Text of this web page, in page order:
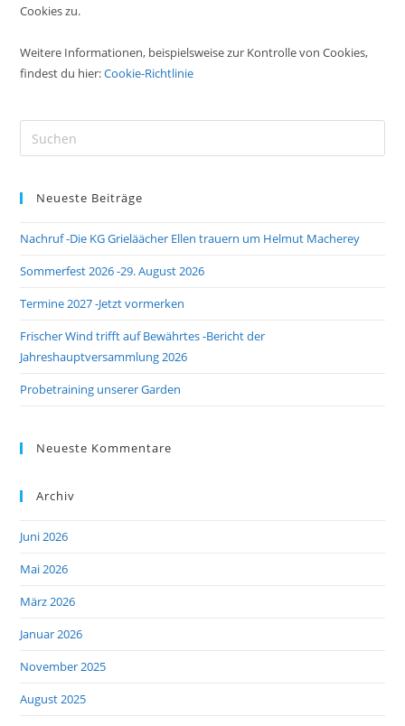
Cookies zu.
Weitere Informationen, beispielsweise zur Kontrolle von Cookies,
findest du hier:Cookie-Richtlinie
Neueste Beiträge
Nachruf -Die KG Grieläächer Ellen trauern um Helmut Macherey
Sommerfest 2026 -29. August 2026
Termine 2027 -Jetzt vormerken
Frischer Wind trifft auf Bewährtes -Bericht der
Jahreshauptversammlung 2026
Probetraining unserer Garden
Neueste Kommentare
Archiv
Juni 2026
Mai 2026
März 2026
Januar 2026
November 2025
August 2025